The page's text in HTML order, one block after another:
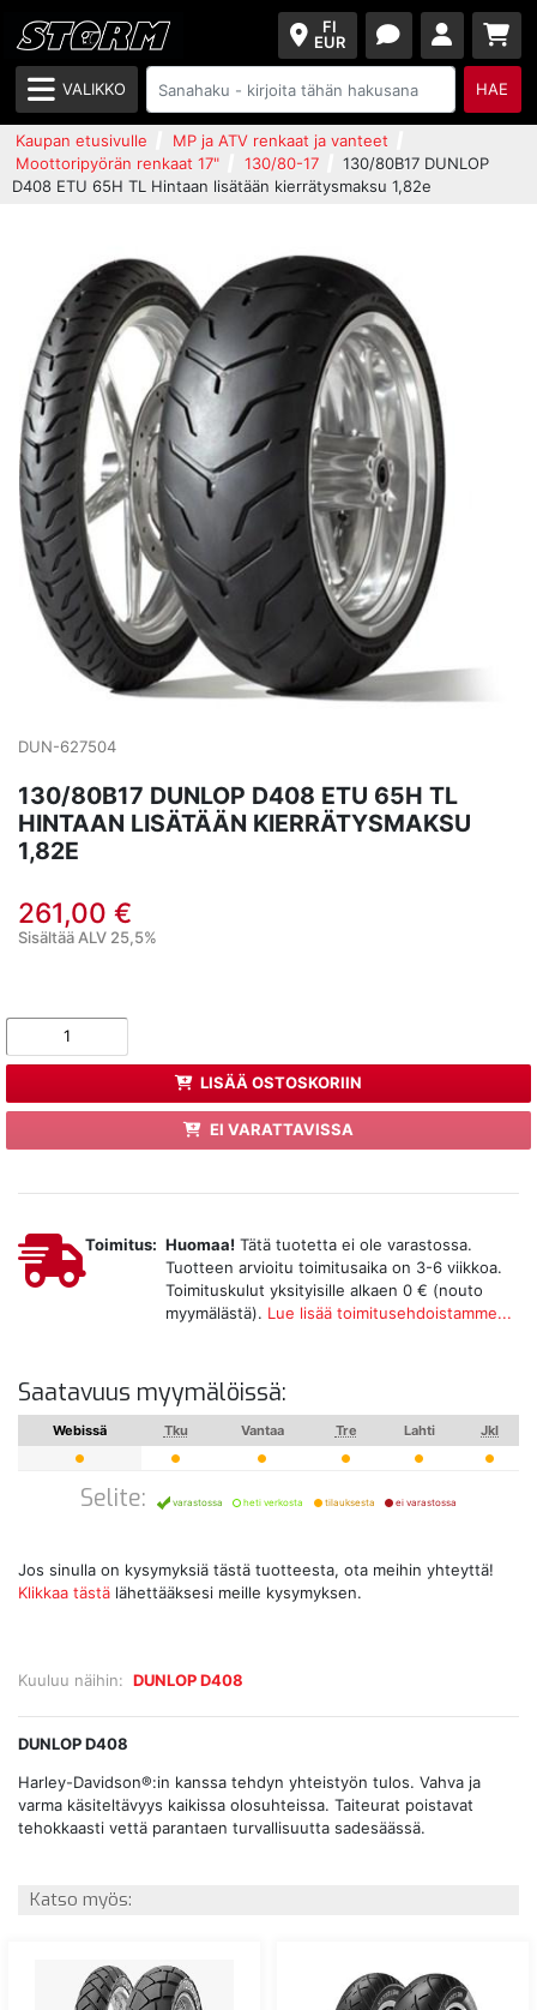
FI
EUR
VALIKKO HAE
Kaupan etusivulle
MP ja ATV renkaat ja vanteet
Moottoripyörän renkaat 17"
130/80-17
130/80B17 DUNLOP
D408 ETU 65H TL Hintaan lisätään kierrätysmaksu 1,82e
DUN-627504
130/80B17 DUNLOP D408 ETU 65H TL
HINTAAN LISÄTÄÄN KIERRÄTYSMAKSU
1,82E
261,00 €
Sisältää ALV 25,5%
LISÄÄ OSTOSKORIIN
EI VARATTAVISSA
Kuuluu näihin: DUNLOP D408
Toimitus: Huomaa! Tätä tuotetta ei ole varastossa.
Tuotteen arvioitu toimitusaika on 3-6 viikkoa.
Toimituskulut yksityisille alkaen 0 € (nouto
myymälästä). Lue lisää toimitusehdoistamme...
Saatavuus myymälöissä:
Webissä Tku Vantaa Tre Lahti Jkl
Selite: varastossa heti verkosta tilauksesta ei varastossa
Jos sinulla on kysymyksiä tästä tuotteesta, ota meihin yhteyttä!
Klikkaa tästä lähettääksesi meille kysymyksen.
DUNLOP D408
Harley-Davidson®:in kanssa tehdyn yhteistyön tulos. Vahva ja
varma käsiteltävyys kaikissa olosuhteissa. Taiteurat poistavat
tehokkaasti vettä parantaen turvallisuutta sadesäässä.
Katso myös: